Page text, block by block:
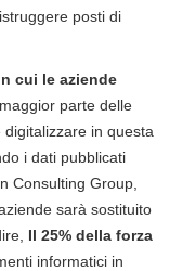
posti di
cui le aziende
parte delle
in questa
i dati pubblicati
Consulting Group,
sarà sostituito
Il 25% della forza
informatici in